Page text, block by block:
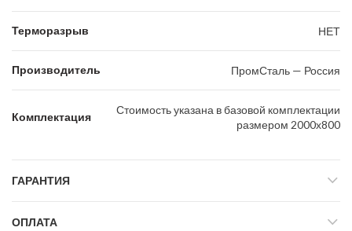
Терморазрыв НЕТ
Производитель ПромСталь — Россия
Комплектация
Стоимость указана в базовой комплектации
размером 2000х800
ГАРАНТИЯ
ОПЛАТА